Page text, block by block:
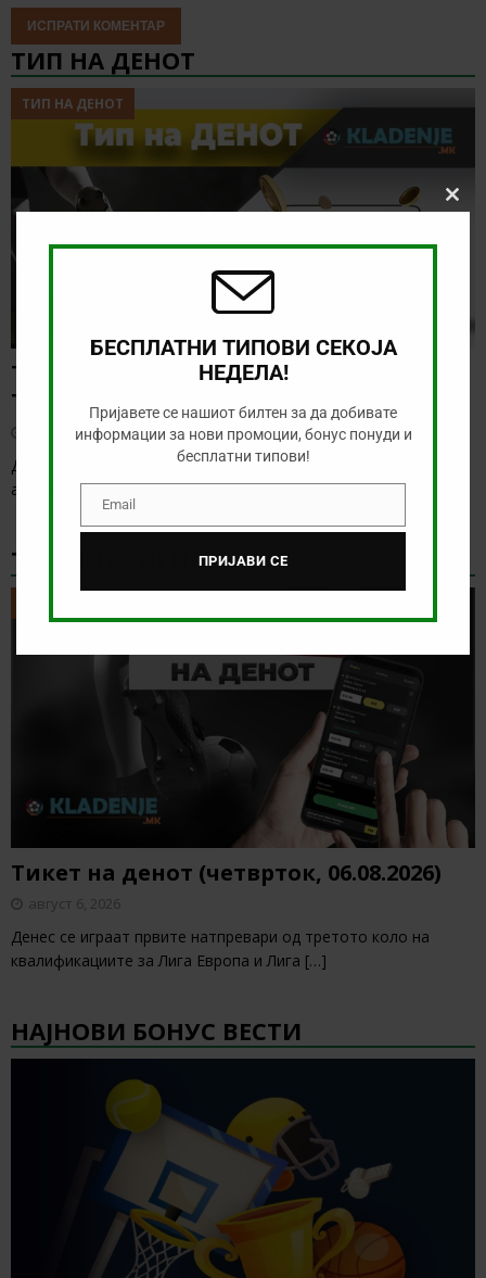
ТИП НА ДЕНОТ
ТИП НА ДЕНОТ
ТИП НА ДЕНОТ (06.08.2026, 17:00) ИНТЕР
ТУРКУ – ВАДУС
август 6, 2026
Денес има солидна понуда за обложување, а ние ќе го
анализираме дуелот од Конференциската лига[…]
ТИКЕТ НА ДЕНОТ
Тикет на денот (четврток, 06.08.2026)
август 6, 2026
Денес се играат првите натпревари од третото коло на
квалификациите за Лига Европа и Лига […]
НАЈНОВИ БОНУС ВЕСТИ
Close
БЕСПЛАТНИ ТИПОВИ СЕКОЈА
НЕДЕЛА!
Пријавете се нашиот билтен за да добивате
информации за нови промоции, бонус понуди и
бесплатни типови!
EmailEmail
ПРИЈАВИ СЕ